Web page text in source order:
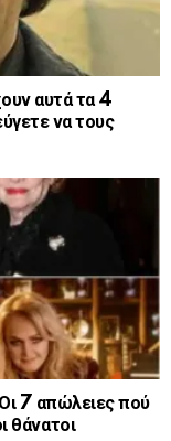
αυτά τα 4
να τους
7 απώλειες πού
θάνατοι